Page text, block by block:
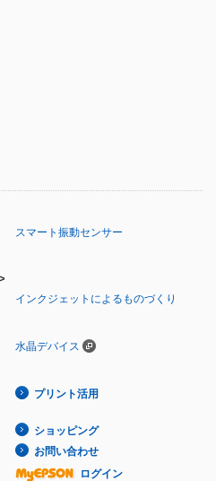
スマート振動センサー
インクジェットによるものづくり
水晶デバイス
プリント活用
ショッピング
お問い合わせ
ログイン